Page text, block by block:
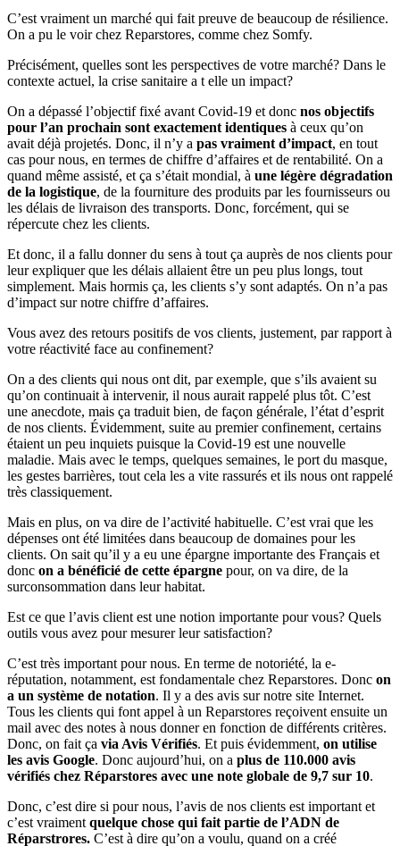
C’est vraiment un marché qui fait preuve de beaucoup de résilience.
On a pu le voir chez Reparstores, comme chez Somfy.
Précisément, quelles sont les perspectives de votre marché? Dans le
contexte actuel, la crise sanitaire a t elle un impact?
On a dépassé l’objectif fixé avant Covid-19 et donc nos objectifs
pour l’an prochain sont exactement identiques à ceux qu’on
avait déjà projetés. Donc, il n’y a pas vraiment d’impact, en tout
cas pour nous, en termes de chiffre d’affaires et de rentabilité. On a
quand même assisté, et ça s’était mondial, à une légère dégradation
de la logistique, de la fourniture des produits par les fournisseurs ou
les délais de livraison des transports. Donc, forcément, qui se
répercute chez les clients.
Et donc, il a fallu donner du sens à tout ça auprès de nos clients pour
leur expliquer que les délais allaient être un peu plus longs, tout
simplement. Mais hormis ça, les clients s’y sont adaptés. On n’a pas
d’impact sur notre chiffre d’affaires.
Vous avez des retours positifs de vos clients, justement, par rapport à
votre réactivité face au confinement?
On a des clients qui nous ont dit, par exemple, que s’ils avaient su
qu’on continuait à intervenir, il nous aurait rappelé plus tôt. C’est
une anecdote, mais ça traduit bien, de façon générale, l’état d’esprit
de nos clients. Évidemment, suite au premier confinement, certains
étaient un peu inquiets puisque la Covid-19 est une nouvelle
maladie. Mais avec le temps, quelques semaines, le port du masque,
les gestes barrières, tout cela les a vite rassurés et ils nous ont rappelé
très classiquement.
Mais en plus, on va dire de l’activité habituelle. C’est vrai que les
dépenses ont été limitées dans beaucoup de domaines pour les
clients. On sait qu’il y a eu une épargne importante des Français et
donc on a bénéficié de cette épargne pour, on va dire, de la
surconsommation dans leur habitat.
Est ce que l’avis client est une notion importante pour vous? Quels
outils vous avez pour mesurer leur satisfaction?
C’est très important pour nous. En terme de notoriété, la e-
réputation, notamment, est fondamentale chez Reparstores. Donc on
a un système de notation. Il y a des avis sur notre site Internet.
Tous les clients qui font appel à un Reparstores reçoivent ensuite un
mail avec des notes à nous donner en fonction de différents critères.
Donc, on fait ça via Avis Vérifiés. Et puis évidemment, on utilise
les avis Google. Donc aujourd’hui, on a plus de 110.000 avis
vérifiés chez Réparstores avec une note globale de 9,7 sur 10.
Donc, c’est dire si pour nous, l’avis de nos clients est important et
c’est vraiment quelque chose qui fait partie de l’ADN de
Réparstrores. C’est à dire qu’on a voulu, quand on a créé